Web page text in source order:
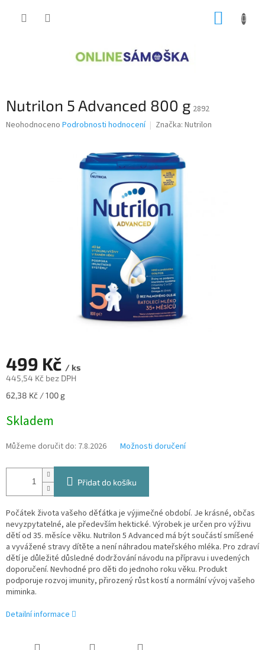
Nutrilon 5 Advanced 800 g 2892
Průměrné
Neohodnoceno Podrobnosti hodnocení Značka: Nutrilon
499 Kč / ks
445,54 Kč bez DPH
Měrná
62,38 Kč / 100 g
Skladem
Můžeme doručit do: 7.8.2026 Možnosti doručení
Přidat do košíku
Počátek života vašeho děťátka je výjimečné období. Je krásné, občas
nevyzpytatelné, ale především hektické. Výrobek je určen pro výživu
dětí od 35. měsíce věku. Nutrilon 5 Advanced má být součástí smíšené
a vyvážené stravy dítěte a není náhradou mateřského mléka. Pro zdraví
dětí je důležité důsledné dodržování návodu na přípravu i uvedených
doporučení. Nevhodné pro děti do jednoho roku věku. Produkt
podporuje rozvoj imunity, přirozený růst kostí a normální vývoj vašeho
miminka.
Detailní informace